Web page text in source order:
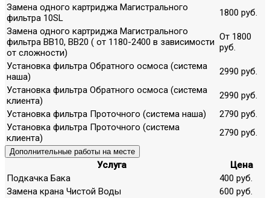
Замена одного картриджа Магистрального
фильтра 10SL
1800 руб.
Замена одного картриджа Магистрального
фильтра ВВ10, ВВ20 ( от 1180-2400 в зависимости
от сложности)
От 1800
руб.
Установка фильтра Обратного осмоса (система
наша)
2990 руб.
Установка фильтра Обратного осмоса (система
клиента)
2990 руб.
Установка фильтра Проточного (система наша)
2790 руб.
Установка фильтра Проточного (система
клиента)
2790 руб.
Дополнительные работы на месте
Услуга
Цена
Подкачка Бака
400 руб.
Замена крана Чистой Воды
600 руб.